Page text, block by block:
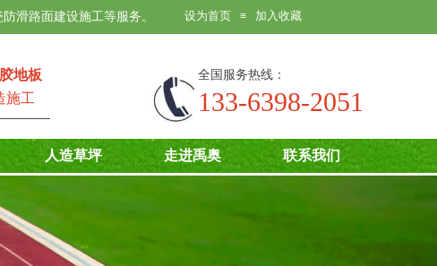
全国服务热线：
133-6398-2051
地板
施工
设为首页 ≡ 加入收藏
滑路面建设施工等服务。
人造草坪 走进禹奥 联系我们